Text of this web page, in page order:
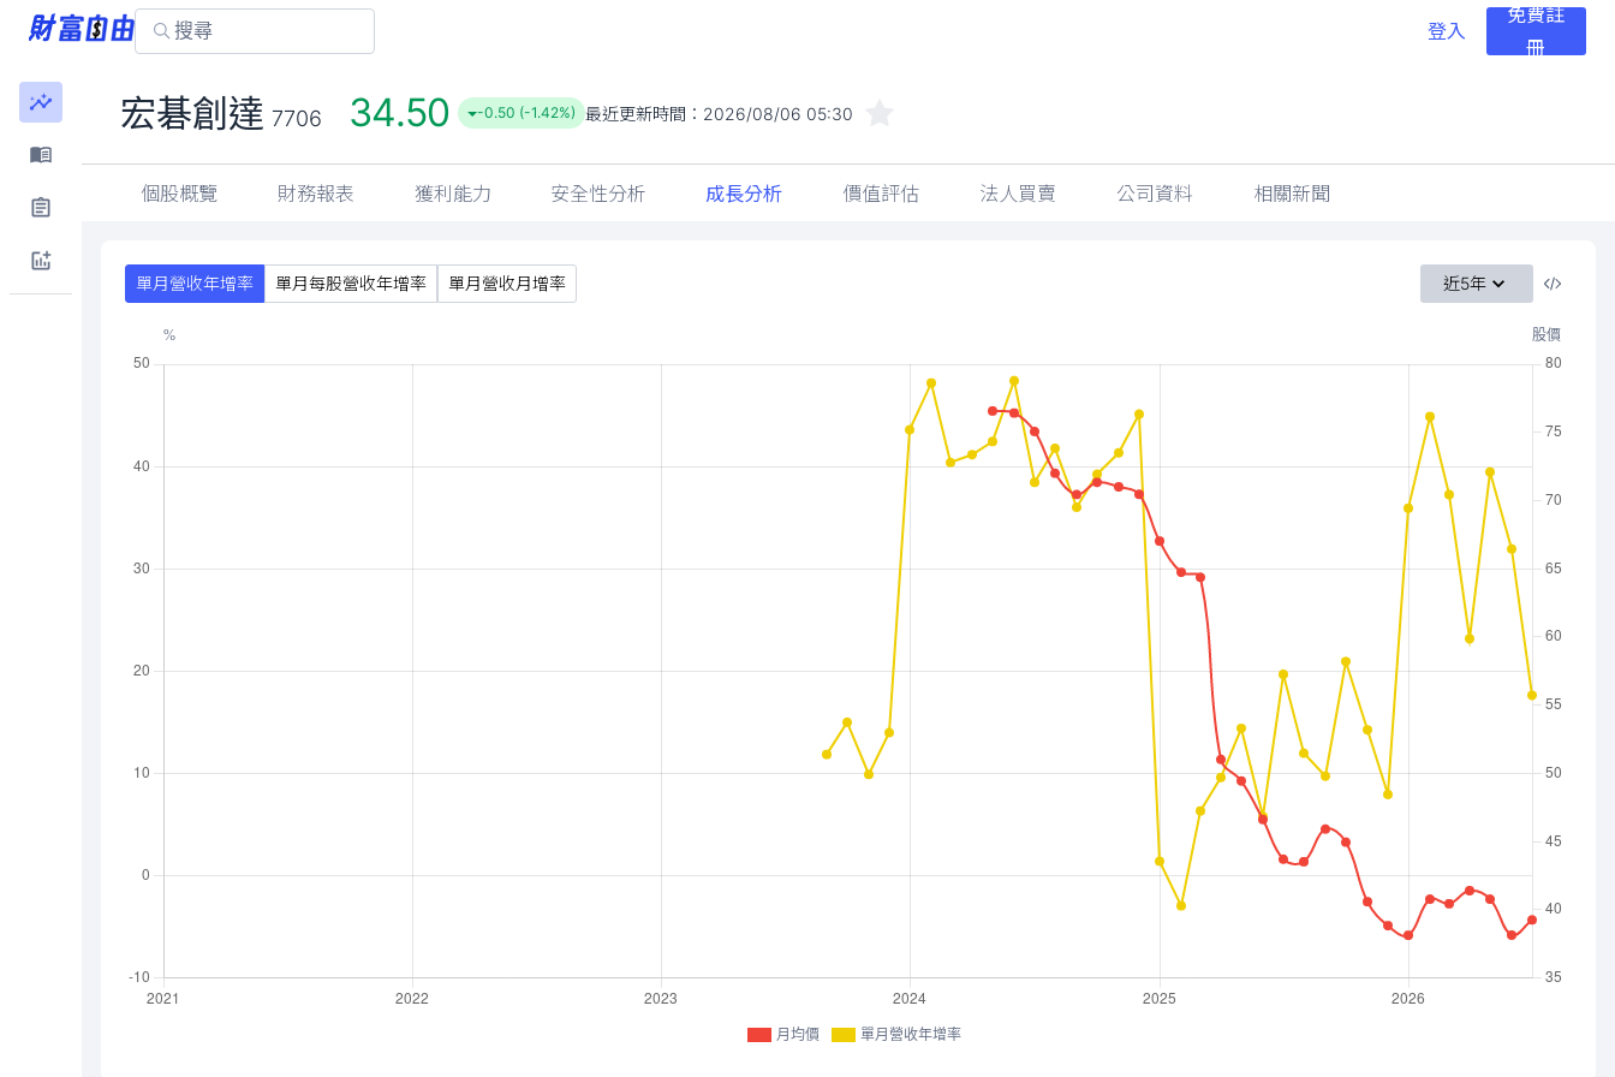
登入
免費註
冊
宏碁創達 7706 34.50 -0.50 (-1.42%) 最近更新時間： 2026/08/06 05:30
個股概覽 財務報表 獲利能力 安全性分析 成長分析 價值評估 法人買賣 公司資料 相關新聞
單月營收年增率 單月每股營收年增率 單月營收月增率 近5年
月均價 單月營收年增率